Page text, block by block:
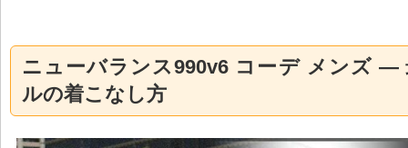
ニューバランス990v6 コーデ メンズ —
ルの着こなし方